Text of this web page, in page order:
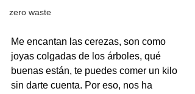
zero waste
Me encantan las cerezas, son como
joyas colgadas de los árboles, qué
buenas están, te puedes comer un kilo
sin darte cuenta. Por eso, nos ha